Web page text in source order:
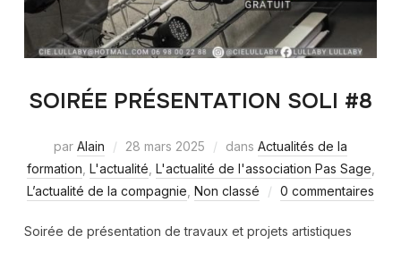
SOIRÉE PRÉSENTATION SOLI #8
par Alain 28 mars 2025 dans Actualités de la
formation L'actualité L'actualité de l'association Pas Sage
L’actualité de la compagnie Non classé 0 commentaires
Soirée de présentation de travaux et projets artistiques